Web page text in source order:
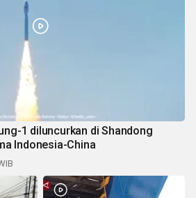
1 diluncurkan di Shandong
Indonesia-China